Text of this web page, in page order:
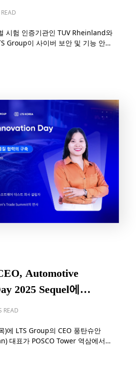
MOU 체결
시험 인증기관인 TUV Rheinland와
Group이 사이버 보안 및 기능 안전
번 협약 체결식에서 양사는 소프트
협력 모델 구축에 대해 심도 있는
Automotive
2025 Sequel에서
READ
)에 LTS Group의 CEO 풍탄슈안
대표가 POSCO Tower 역삼에서
행사는 SDV(Software-Defined
개발 분야의 글로벌 리더들이